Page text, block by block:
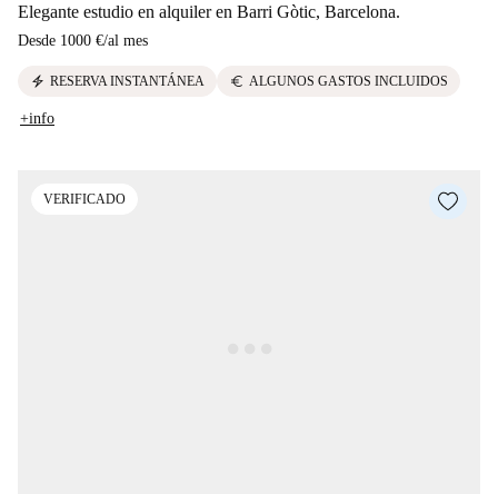
Elegante estudio en alquiler en Barri Gòtic, Barcelona.
Desde 1000 €/al mes
electric_bolt RESERVA INSTANTÁNEA euro ALGUNOS GASTOS INCLUIDOS
+info
VERIFICADO